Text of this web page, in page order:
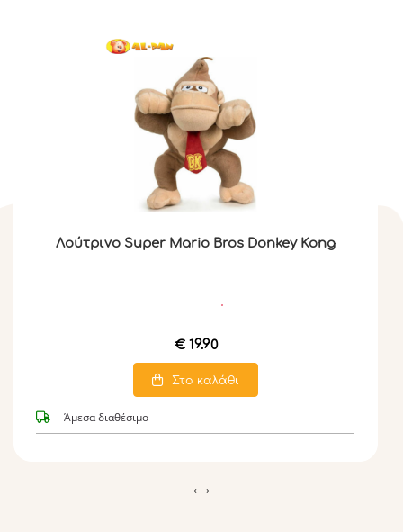
Λούτρινο Super Mario Bros Donkey Kong
€ 19.90
Στο καλάθι
Άμεσα διαθέσιμο
‹ ›